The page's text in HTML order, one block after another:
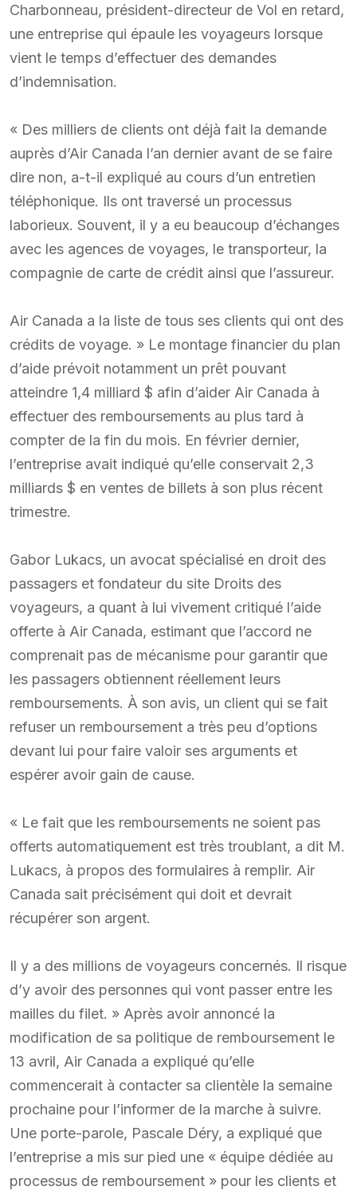
Charbonneau, président-directeur de Vol en retard,
une entreprise qui épaule les voyageurs lorsque
vient le temps d’effectuer des demandes
d’indemnisation.
« Des milliers de clients ont déjà fait la demande
auprès d’Air Canada l’an dernier avant de se faire
dire non, a-t-il expliqué au cours d’un entretien
téléphonique. Ils ont traversé un processus
laborieux. Souvent, il y a eu beaucoup d’échanges
avec les agences de voyages, le transporteur, la
compagnie de carte de crédit ainsi que l’assureur.
Air Canada a la liste de tous ses clients qui ont des
crédits de voyage. » Le montage financier du plan
d’aide prévoit notamment un prêt pouvant
atteindre 1,4 milliard $ afin d’aider Air Canada à
effectuer des remboursements au plus tard à
compter de la fin du mois. En février dernier,
l’entreprise avait indiqué qu’elle conservait 2,3
milliards $ en ventes de billets à son plus récent
trimestre.
Gabor Lukacs, un avocat spécialisé en droit des
passagers et fondateur du site Droits des
voyageurs, a quant à lui vivement critiqué l’aide
offerte à Air Canada, estimant que l’accord ne
comprenait pas de mécanisme pour garantir que
les passagers obtiennent réellement leurs
remboursements. À son avis, un client qui se fait
refuser un remboursement a très peu d’options
devant lui pour faire valoir ses arguments et
espérer avoir gain de cause.
« Le fait que les remboursements ne soient pas
offerts automatiquement est très troublant, a dit M.
Lukacs, à propos des formulaires à remplir. Air
Canada sait précisément qui doit et devrait
récupérer son argent.
Il y a des millions de voyageurs concernés. Il risque
d’y avoir des personnes qui vont passer entre les
mailles du filet. » Après avoir annoncé la
modification de sa politique de remboursement le
13 avril, Air Canada a expliqué qu’elle
commencerait à contacter sa clientèle la semaine
prochaine pour l’informer de la marche à suivre.
Une porte-parole, Pascale Déry, a expliqué que
l’entreprise a mis sur pied une « équipe dédiée au
processus de remboursement » pour les clients et